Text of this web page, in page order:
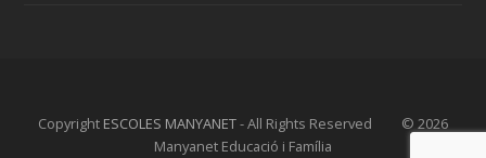
Copyright ESCOLES MANYANET- All Rights Reserved © 2026
Manyanet Educació i Família